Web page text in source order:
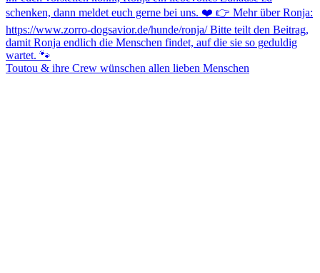
Toutou & ihre Crew wünschen allen lieben Menschen